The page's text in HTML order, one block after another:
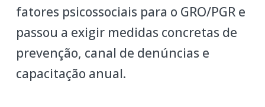
fatores psicossociais para o GRO/PGR e
passou a exigir medidas concretas de
prevenção, canal de denúncias e
capacitação anual.